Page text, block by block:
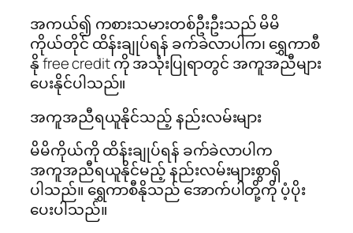
အကယ်၍ ကစားသမားတစ်ဦးဦးသည် မိမိ
ကိုယ်တိုင် ထိန်းချုပ်ရန် ခက်ခဲလာပါက၊ ရွှေကာစီ
နို free credit ကို အသုံးပြုရာတွင် အကူအညီများ
ပေးနိုင်ပါသည်။
အကူအညီရယူနိုင်သည့် နည်းလမ်းများ
မိမိကိုယ်ကို ထိန်းချုပ်ရန် ခက်ခဲလာပါက
အကူအညီရယူနိုင်မည့် နည်းလမ်းများစွာရှိ
ပါသည်။ ရွှေကာစီနိုသည် အောက်ပါတို့ကို ပံ့ပိုး
ပေးပါသည်။